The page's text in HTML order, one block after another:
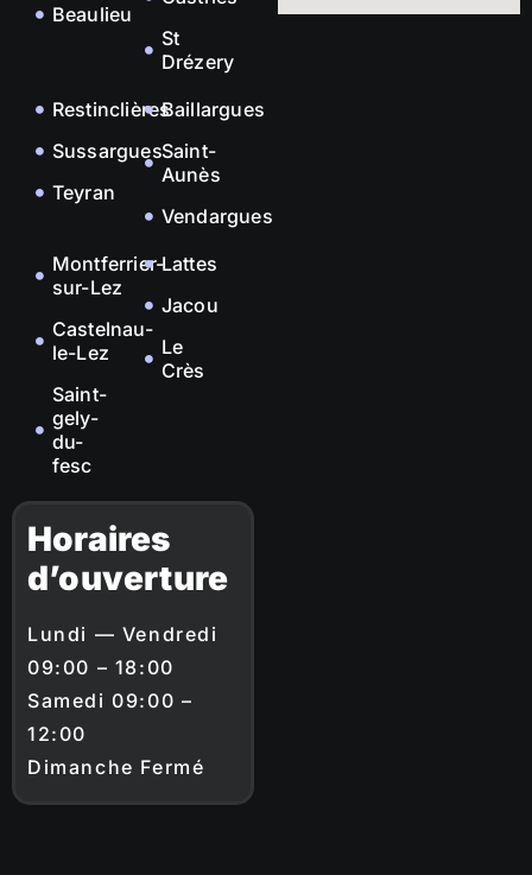
Beaulieu
St
Drézery
Restinclières
Sussargues
Teyran
Baillargues
Saint-
Aunès
Vendargues
Montferrier-
sur-Lez
Castelnau-
le-Lez
Saint-
gely-
du-
fesc
Lattes
Jacou
Le
Crès
Horaires
d’ouverture
Lundi — Vendredi
09:00 – 18:00
Samedi 09:00 –
12:00
Dimanche Fermé